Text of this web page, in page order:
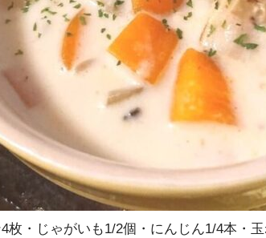
・じゃがいも1/2個・にんじん1/4本・